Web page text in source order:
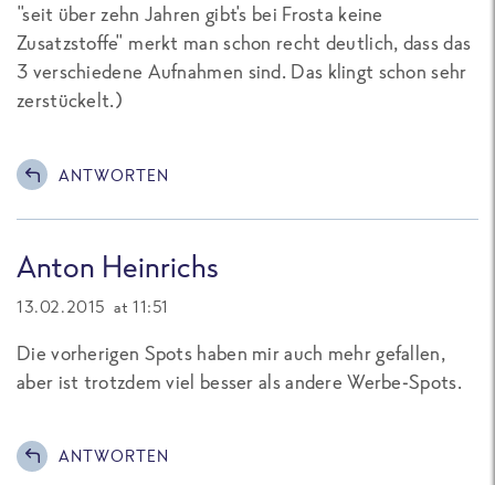
"seit über zehn Jahren gibt's bei Frosta keine
Zusatzstoffe" merkt man schon recht deutlich, dass das
3 verschiedene Aufnahmen sind. Das klingt schon sehr
zerstückelt.)
ANTWORTEN
Anton Heinrichs
13.02.2015 at 11:51
Die vorherigen Spots haben mir auch mehr gefallen,
aber ist trotzdem viel besser als andere Werbe-Spots.
ANTWORTEN